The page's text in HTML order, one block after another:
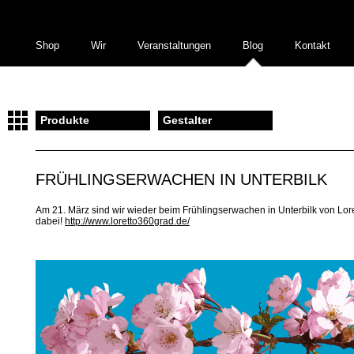
Shop Wir Veranstaltungen Blog Kontakt
Produkte Gestalter
FRÜHLINGSERWACHEN IN UNTERBILK
Am 21. März sind wir wieder beim Frühlingserwachen in Unterbilk von
dabei! http://www.loretto360grad.de/